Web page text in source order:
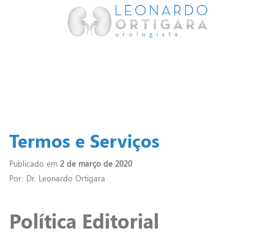
Termos e Serviços
Publicado em 2 de março de 2020
Por: Dr. Leonardo Ortigara
Política Editorial